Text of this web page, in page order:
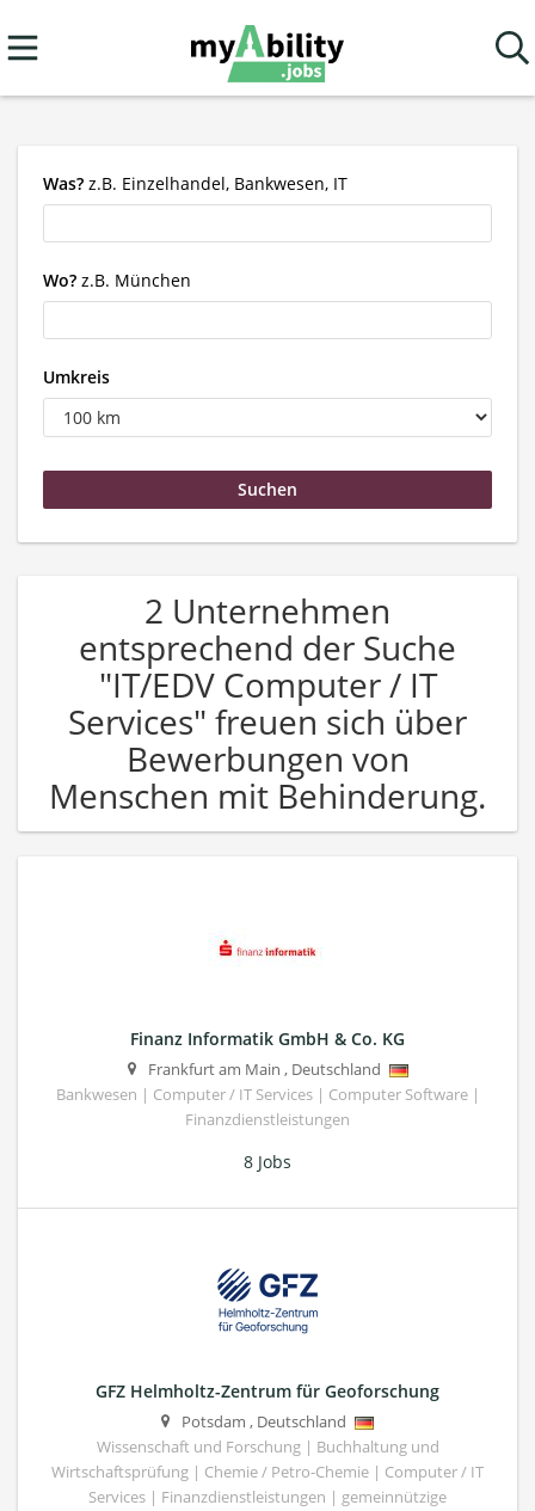
Was? z.B. Einzelhandel, Bankwesen, IT
Wo? z.B. München
Umkreis
2 Unternehmen
entsprechend der Suche
"IT/EDV Computer / IT
Services" freuen sich über
Bewerbungen von
Menschen mit Behinderung.
Finanz Informatik GmbH & Co. KG
Frankfurt am Main , Deutschland
Bankwesen | Computer / IT Services | Computer Software |
Finanzdienstleistungen
8 Jobs
GFZ Helmholtz-Zentrum für Geoforschung
Potsdam , Deutschland
Wissenschaft und Forschung | Buchhaltung und
Wirtschaftsprüfung | Chemie / Petro-Chemie | Computer / IT
Services | Finanzdienstleistungen | gemeinnützige